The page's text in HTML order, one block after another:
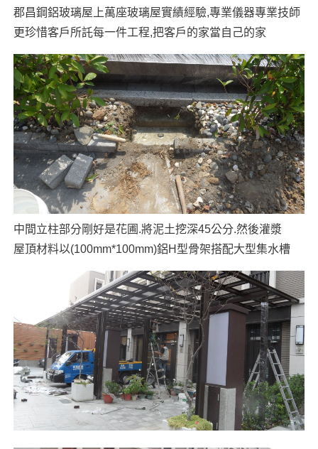
郡昌鋼鋁玻璃屋上萬座玻璃屋實績經驗,專業儀器專業技師
更珍惜客戶所託每一件工程,把客戶的家當自己的家
中間立柱部分剛好是花圃.將泥土挖深45公分.然後灌漿
屋頂材料以(100mm*100mm)鋁H型骨架搭配大型集水槽